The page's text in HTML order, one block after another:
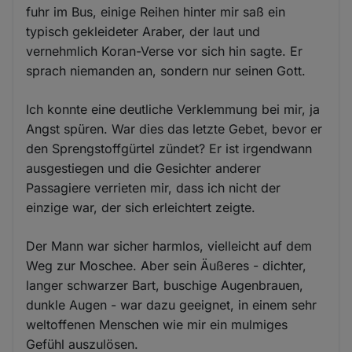
fuhr im Bus, einige Reihen hinter mir saß ein
typisch gekleideter Araber, der laut und
vernehmlich Koran-Verse vor sich hin sagte. Er
sprach niemanden an, sondern nur seinen Gott.
Ich konnte eine deutliche Verklemmung bei mir, ja
Angst spüren. War dies das letzte Gebet, bevor er
den Sprengstoffgürtel zündet? Er ist irgendwann
ausgestiegen und die Gesichter anderer
Passagiere verrieten mir, dass ich nicht der
einzige war, der sich erleichtert zeigte.
Der Mann war sicher harmlos, vielleicht auf dem
Weg zur Moschee. Aber sein Äußeres - dichter,
langer schwarzer Bart, buschige Augenbrauen,
dunkle Augen - war dazu geeignet, in einem sehr
weltoffenen Menschen wie mir ein mulmiges
Gefühl auszulösen.